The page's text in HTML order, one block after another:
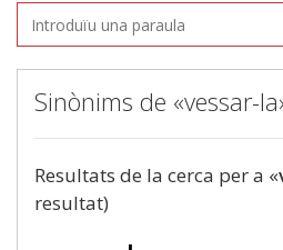
Sinònims de «vessar-
Resultats de la cerca per a «
resultat)